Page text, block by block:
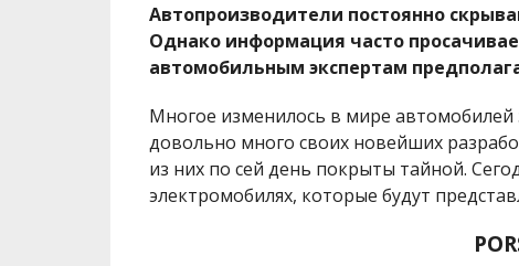
Автопроизводители постоянно
Однако информация часто
автомобильным экспертам
Многое изменилось в мире автомобилей
довольно много своих новейших
из них по сей день покрыты тайной.
электромобилях, которые будут